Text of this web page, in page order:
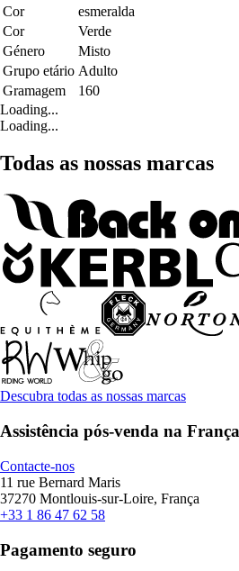
Cor
esmeralda
Cor
Verde
Género
Misto
Grupo etário Adulto
Gramagem
160
Loading...
Loading...
Todas as nossas marcas
Descubra todas as nossas marcas
Assistência pós-venda na França
Contacte-nos
11 rue Bernard Maris
37270 Montlouis-sur-Loire, França
+33 1 86 47 62 58
Pagamento seguro